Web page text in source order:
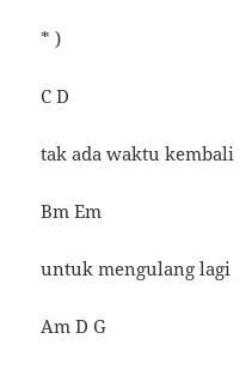
* )
C D
tak ada waktu kembali
Bm Em
untuk mengulang lagi
Am D G